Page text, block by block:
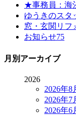
★事務員：
ゆうきのスタ
窓・玄関リフ
お知らせ75
月別アーカイブ
2026
2026年8
2026年7
2026年6